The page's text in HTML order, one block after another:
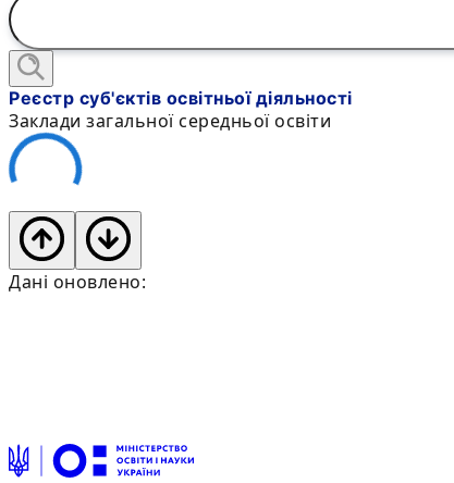
Реєстр суб'єктів освітньої діяльності
Заклади загальної середньої освіти
Дані оновлено: